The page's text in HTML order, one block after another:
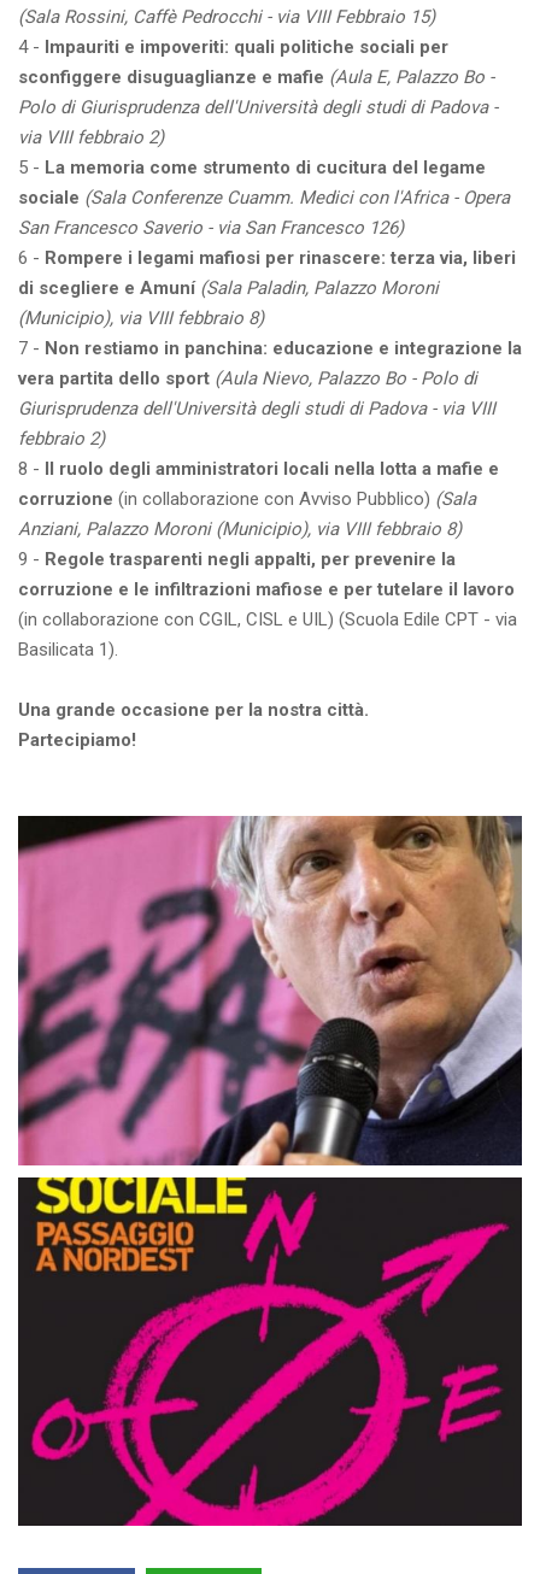
(Sala Rossini, Caffè Pedrocchi - via VIII Febbraio 15)
4 - Impauriti e impoveriti: quali politiche sociali per
sconfiggere disuguaglianze e mafie (Aula E, Palazzo Bo -
Polo di Giurisprudenza dell'Università degli studi di Padova -
via VIII febbraio 2)
5 - La memoria come strumento di cucitura del legame
sociale (Sala Conferenze Cuamm. Medici con l'Africa - Opera
San Francesco Saverio - via San Francesco 126)
6 - Rompere i legami mafiosi per rinascere: terza via, liberi
di scegliere e Amuní (Sala Paladin, Palazzo Moroni
(Municipio), via VIII febbraio 8)
7 - Non restiamo in panchina: educazione e integrazione la
vera partita dello sport (Aula Nievo, Palazzo Bo - Polo di
Giurisprudenza dell'Università degli studi di Padova - via VIII
febbraio 2)
8 -
Il ruolo degli amministratori locali nella lotta a mafie e
corruzione (in collaborazione con Avviso Pubblico) (Sala
Anziani, Palazzo Moroni (Municipio), via VIII febbraio 8)
9 - Regole trasparenti negli appalti, per prevenire la
corruzione e le infiltrazioni mafiose e per tutelare il lavoro
(in collaborazione con CGIL, CISL e UIL) (Scuola Edile CPT - via
Basilicata 1).
Una grande occasione per la nostra città.
Partecipiamo!